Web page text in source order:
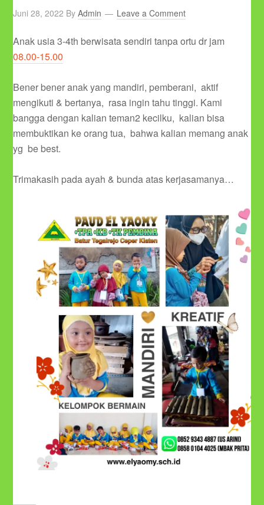
Juni 28, 2022 ByAdmin Leave a Comment
Anak usia 3-4th berwisata sendiri tanpa ortu dr jam
08.00-15.00
Bener bener anak yang mandiri, pemberani, aktif
mengikuti & bertanya, rasa ingin tahu tinggi. Kami
bangga dengan kalian teman2 kecilku, kalian bisa
membuktikan ke orang tua, bahwa kalian memang anak
yg be best.
Trimakasih pada ayah & bunda atas kerjasamanya…